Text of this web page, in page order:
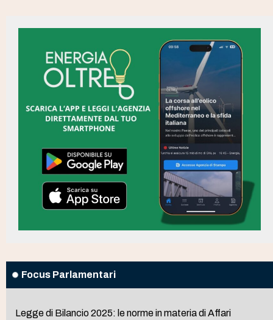
Focus Parlamentari
Legge di Bilancio 2025: le norme in materia di Affari